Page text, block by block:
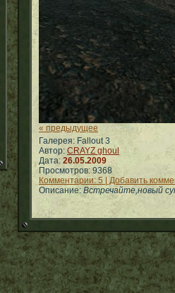
« предыдущее
Галерея: Fallout 3
Автор: CRAYZ ghoul
Дата: 26.05.2009
Просмотров: 9368
Комментарии: 5 | Добавить
Описание: Встречайте,новый